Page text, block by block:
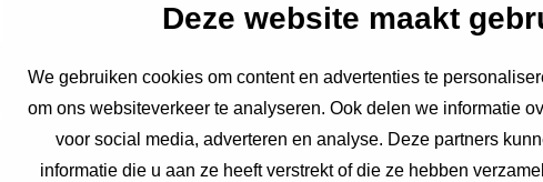
Deze website maakt
We gebruiken cookies om content en advertenties te
om ons websiteverkeer te analyseren. Ook delen we informatie
voor social media, adverteren en analyse. Deze partners
informatie die u aan ze heeft verstrekt of die ze hebben
Onze nieuwsbrief ontvangen?